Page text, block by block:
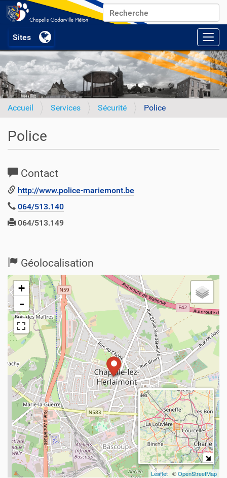
Chercher par
Recherche avancée…
Accueil Services Sécurité Police
Police
Contact
http://www.police-mariemont.be
064/513.140
064/513.149
Géolocalisation
+
-
Leaflet | ©OpenStreetMap